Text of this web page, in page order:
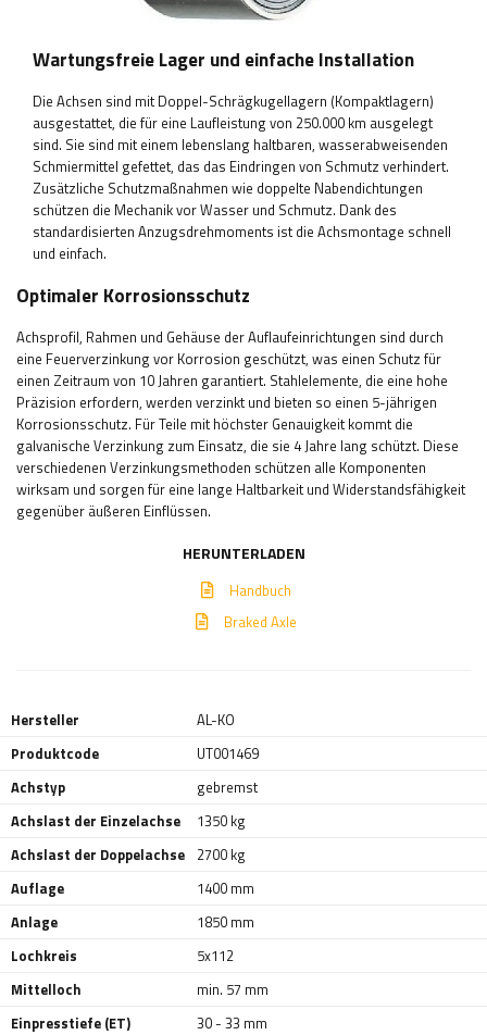
Wartungsfreie Lager und einfache Installation
Die Achsen sind mit Doppel-Schrägkugellagern (Kompaktlagern)
ausgestattet, die für eine Laufleistung von 250.000 km ausgelegt
sind. Sie sind mit einem lebenslang haltbaren, wasserabweisenden
Schmiermittel gefettet, das das Eindringen von Schmutz verhindert.
Zusätzliche Schutzmaßnahmen wie doppelte Nabendichtungen
schützen die Mechanik vor Wasser und Schmutz. Dank des
standardisierten Anzugsdrehmoments ist die Achsmontage schnell
und einfach.
Optimaler Korrosionsschutz
Achsprofil, Rahmen und Gehäuse der Auflaufeinrichtungen sind durch
eine Feuerverzinkung vor Korrosion geschützt, was einen Schutz für
einen Zeitraum von 10 Jahren garantiert. Stahlelemente, die eine hohe
Präzision erfordern, werden verzinkt und bieten so einen 5-jährigen
Korrosionsschutz. Für Teile mit höchster Genauigkeit kommt die
galvanische Verzinkung zum Einsatz, die sie 4 Jahre lang schützt. Diese
verschiedenen Verzinkungsmethoden schützen alle Komponenten
wirksam und sorgen für eine lange Haltbarkeit und Widerstandsfähigkeit
gegenüber äußeren Einflüssen.
HERUNTERLADEN
Handbuch
Braked Axle
Hersteller
AL-KO
Produktcode
UT001469
Achstyp
gebremst
Achslast der Einzelachse
1350 kg
Achslast der Doppelachse 2700 kg
Auflage
1400 mm
Anlage
1850 mm
Lochkreis
5x112
Mittelloch
min. 57 mm
Einpresstiefe (ET)
30 - 33 mm